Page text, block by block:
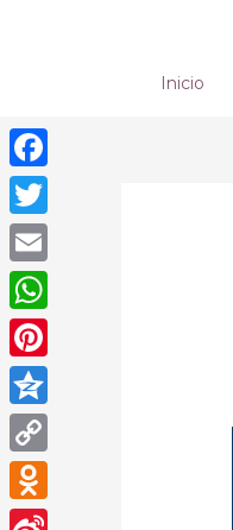
Inicio
Facebook
Twitter
Email
WhatsApp
Pinterest
Qzone
Copy
Link
Odnoklassniki